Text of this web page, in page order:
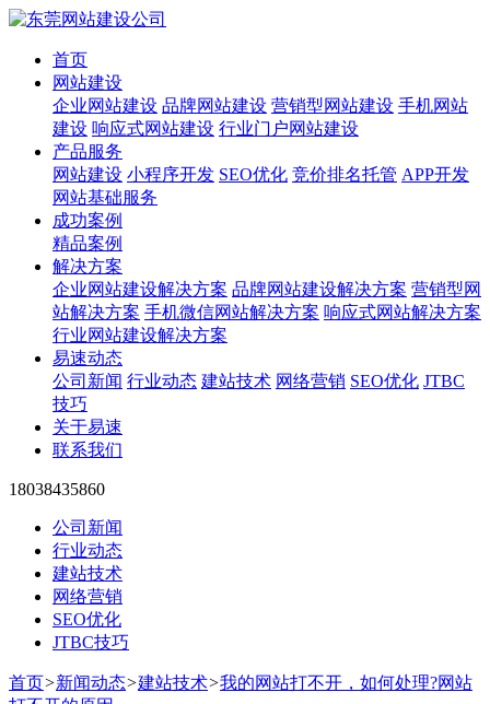
首页
网站建设
企业网站建设 品牌网站建设 营销型网站建设 手机网站
建设 响应式网站建设 行业门户网站建设
产品服务
网站建设 小程序开发 SEO优化 竞价排名托管 APP开发
网站基础服务
成功案例
精品案例
解决方案
企业网站建设解决方案 品牌网站建设解决方案 营销型网
站解决方案 手机微信网站解决方案 响应式网站解决方案
行业网站建设解决方案
易速动态
公司新闻 行业动态 建站技术 网络营销 SEO优化 JTBC
技巧
关于易速
联系我们
18038435860
公司新闻
行业动态
建站技术
网络营销
SEO优化
JTBC技巧
首页>新闻动态>建站技术>我的网站打不开，如何处理?网站